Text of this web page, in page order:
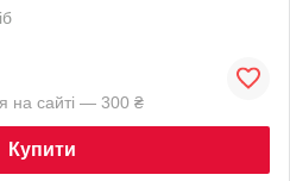
на сайті — 300 ₴
Купити